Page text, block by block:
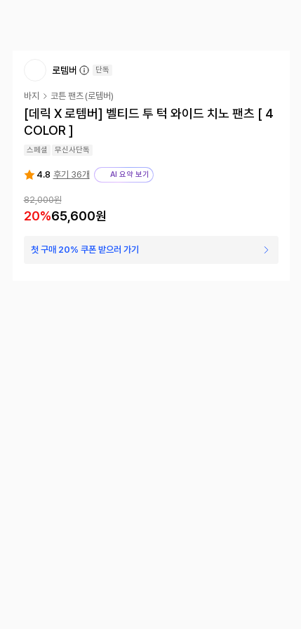
로템버 단독
바지 코튼 팬츠 (로템버)
[데릭 X 로템버] 벨티드 투 턱 와이드 치노 팬츠 [ 4
COLOR ]
스페셜 무신사단독
4.8 후기 36개 AI 요약 보기
82,000원
20%65,600원
첫 구매 20% 쿠폰 받으러 가기